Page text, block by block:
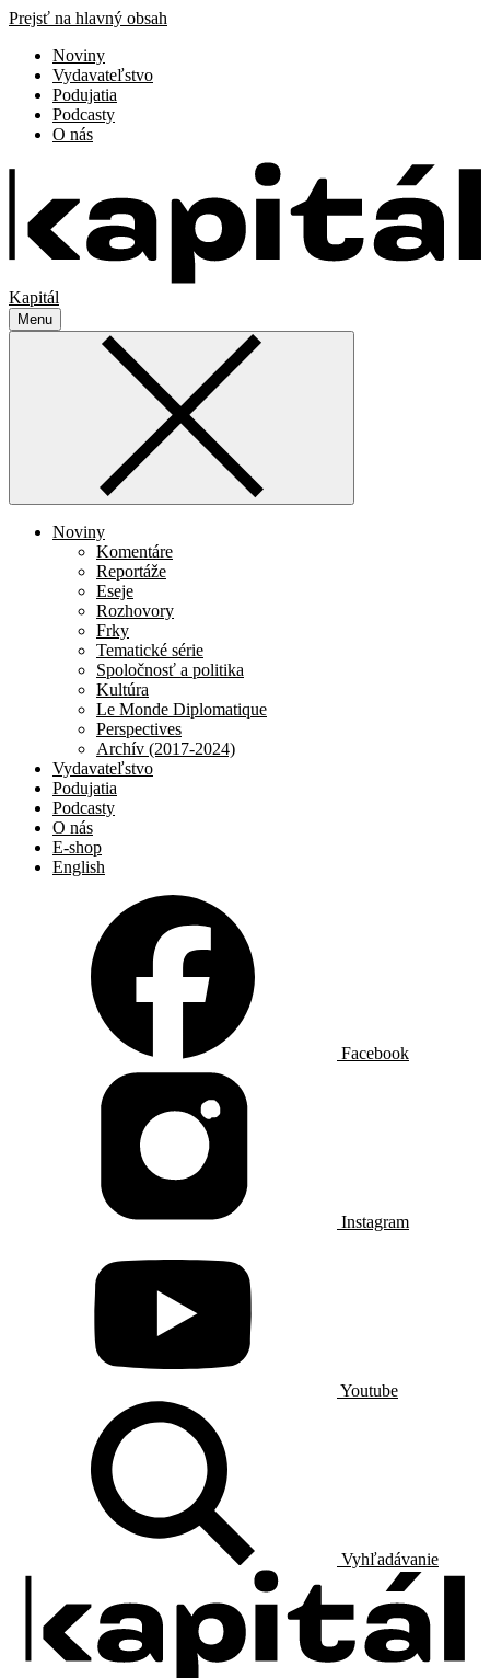
Prejsť na hlavný obsah
Noviny
Vydavateľstvo
Podujatia
Podcasty
O nás
Kapitál
Menu
Noviny
Komentáre
Reportáže
Eseje
Rozhovory
Frky
Tematické série
Spoločnosť a politika
Kultúra
Le Monde Diplomatique
Perspectives
Archív (2017-2024)
Vydavateľstvo
Podujatia
Podcasty
O nás
E-shop
English
Facebook
Instagram
Youtube
Vyhľadávanie